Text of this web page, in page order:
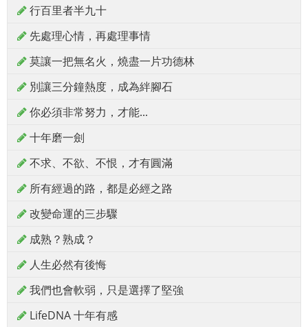
行百里者半九十
先處理心情，再處理事情
莫讓一把無名火，燒盡一片功德林
別讓三分鐘熱度，成為絆腳石
你必須非常努力，才能...
十年磨一劍
不求、不欲、不恨，才有圓滿
所有經過的路，都是必經之路
改變命運的三步驟
成熟？熟成？
人生必然有後悔
我們也會軟弱，只是選擇了堅強
LifeDNA 十年有感